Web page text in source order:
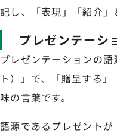
記し、「表現」「紹介」
プレゼンテーシ
プレゼンテーションの
ト）」で、「贈呈する
味の言葉です。
語源であるプレゼント